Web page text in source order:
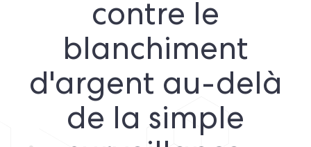
contre le
blanchiment
d'argent au-delà
de la simple